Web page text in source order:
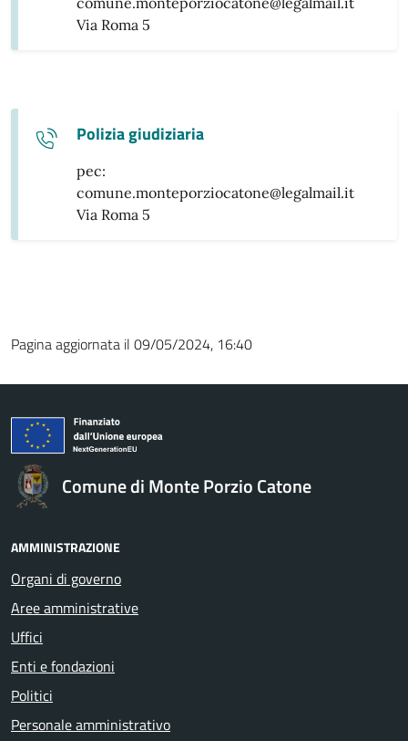
Via Roma 5
Polizia giudiziaria
pec:
comune.monteporziocatone@legalmail.it
Via Roma 5
Pagina aggiornata il 09/05/2024, 16:40
Comune di Monte Porzio Catone
AMMINISTRAZIONE
Organi di governo
Aree amministrative
Uffici
Enti e fondazioni
Politici
Personale amministrativo